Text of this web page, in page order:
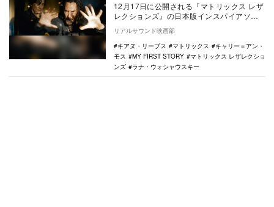
12月17日に公開される『マトリックス レザ
レクションズ』の日本版インスパイアソン
グをMY FIRST STORYが手がけること…
リアルサウンド映画部
キアヌ・リーブス
マトリックス
キャリー＝アン・
モス
MY FIRST STORY
マトリックス レザレクショ
ンズ
ラナ・ウォシャウスキー